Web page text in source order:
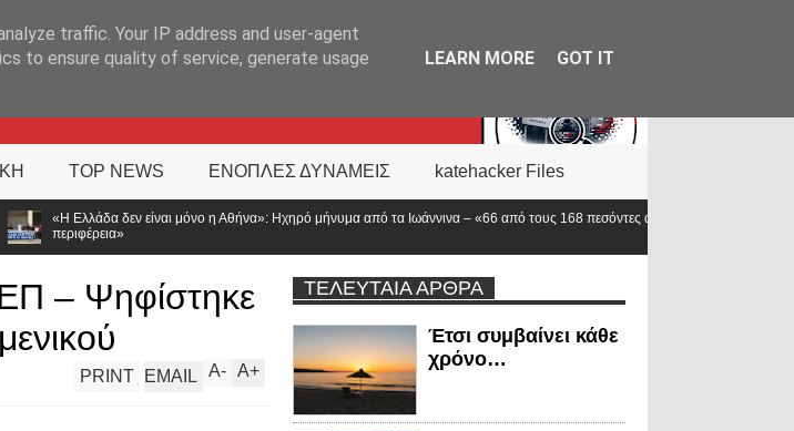
TOP NEWS ΕΝΟΠΛΕΣ ΔΥΝΑΜΕΙΣ katehacker Files
η Αθήνα»: Ηχηρό μήνυμα από τα Ιωάννινα – «66 από τους 168 πεσόντες αστυνομικούς υπηρετούσαν στην
– Ψηφίστηκε
A+
A-
PRINT EMAIL
ΤΕΛΕΥΤΑΙΑ ΑΡΘΡΑ
Έτσι συμβαίνει κάθε
χρόνο…
traffic. Your IP address and user-agent
to ensure quality of service, generate usage
LEARN MORE GOT IT